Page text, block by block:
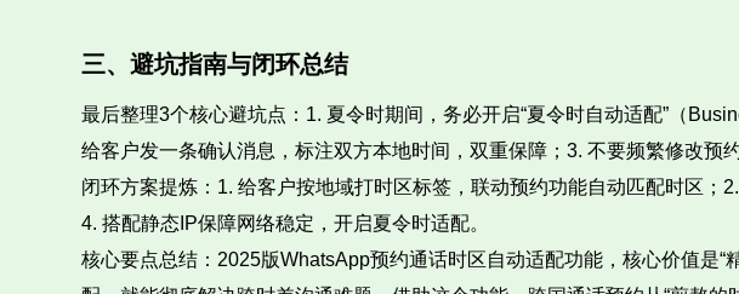
三、避坑指南与闭环总结
最后整理3个核心避坑点：1. 夏令时期间，务必开启“夏令时自动适配”（
给客户发一条确认消息，标注双方本地时间，双重保障；3. 不要频繁修改预
闭环方案提炼：1. 给客户按地域打时区标签，联动预约功能自动匹配时区
4. 搭配静态IP保障网络稳定，开启夏令时适配。
核心要点总结：2025版WhatsApp预约通话时区自动适配功能，核心价值是